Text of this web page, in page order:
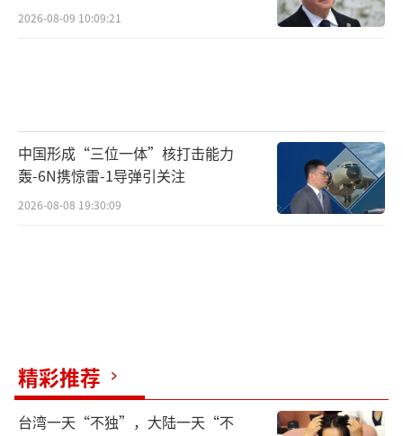
2026-08-09 10:09:21
中国形成“三位一体”核打击能力
轰-6N携惊雷-1导弹引关注
2026-08-08 19:30:09
精彩推荐
台湾一天“不独”，大陆一天“不